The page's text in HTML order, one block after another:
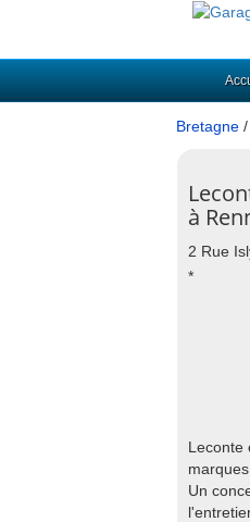
Bretagne /
à
2 Rue
*
Leconte
Un